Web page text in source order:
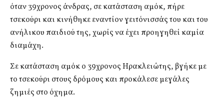
όταν 39χρονος άνδρας, σε κατάσταση αμόκ, πήρε
τσεκούρι και κινήθηκε εναντίον γειτόνισσάς του και του
ανήλικου παιδιού της, χωρίς να έχει προηγηθεί καμία
διαμάχη.
Σε κατάσταση αμόκ ο 39χρονος Ηρακλειώτης, βγήκε με
το τσεκούρι στους δρόμους και προκάλεσε μεγάλες
ζημιές στο όχημα.